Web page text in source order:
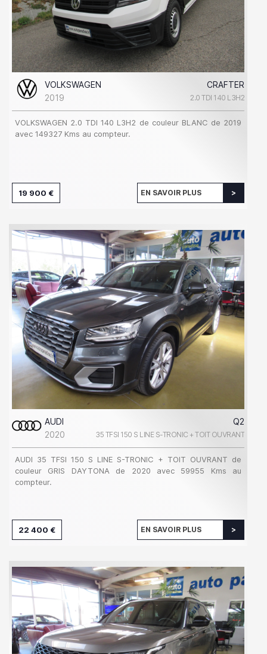
VOLKSWAGEN
CRAFTER
2019
2.0 TDI 140 L3H2
VOLKSWAGEN 2.0 TDI 140 L3H2 de couleur BLANC de 2019
avec 149327 Kms au compteur.
19 900 € EN SAVOIR PLUS
AUDI
Q2
2020
35 TFSI 150 S LINE S-TRONIC + TOIT OUVRANT
AUDI 35 TFSI 150 S LINE S-TRONIC + TOIT OUVRANT de
couleur GRIS DAYTONA de 2020 avec 59955 Kms au
compteur.
22 400 € EN SAVOIR PLUS